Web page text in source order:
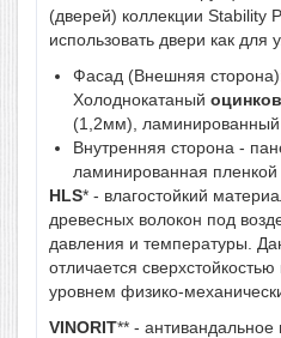
(дверей) коллекции Stability
использовать двери как для
Фасад (Внешняя
Холоднокатаный
(1,2мм), ламинированный
Внутренняя сторона -
ламинированная пленкой
HLS* - влагостойкий
древесных волокон под
давления и температуры.
отличается
уровнем физико-
VINORIT** -